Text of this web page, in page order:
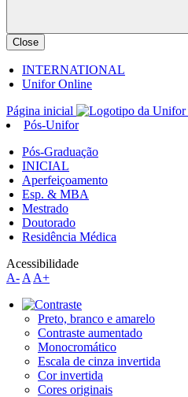
Close
INTERNATIONAL
Unifor Online
Página inicial
Pós-Unifor
Pós-Graduação
INICIAL
Aperfeiçoamento
Esp. & MBA
Mestrado
Doutorado
Residência Médica
Acessibilidade
A- A A+
Preto, branco e amarelo
Contraste aumentado
Monocromático
Escala de cinza invertida
Cor invertida
Cores originais